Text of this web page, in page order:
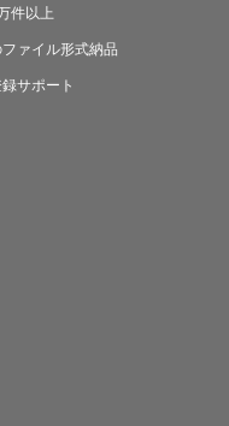
件以上
ァイル形式納品
サポート